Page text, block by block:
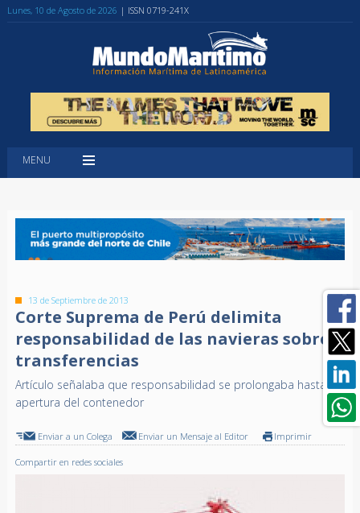
Lunes, 10 de Agosto de 2026 | ISSN 0719-241X
MENU
13 de Septiembre de 2013
Corte Suprema de Perú delimita
responsabilidad de las navieras sobre
transferencias
Artículo señalaba que responsabilidad se prolongaba hasta
apertura del contenedor
Enviar a un Colega Enviar un Mensaje al Editor Imprimir
Compartir en redes sociales